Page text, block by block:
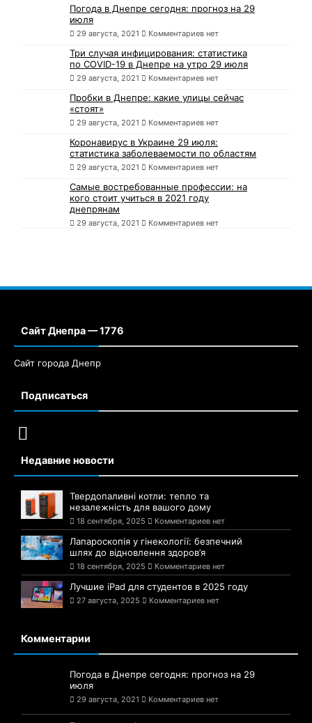
Погода в Днепре сегодня: прогноз на 29
июля
29 августа, 2021 Комментариев нет
Три случая инфицирования: статистика
по COVID-19 в Днепре на утро 29 июля
29 августа, 2021 Комментариев нет
Пробки в Днепре: какие улицы сейчас
«стоят»
29 августа, 2021 Комментариев нет
Коронавирус в Украине 29 июля:
статистика заболеваемости по областям
29 августа, 2021 Комментариев нет
Самые востребованные профессии: на
кого стоит учиться в 2021 году
днепрянам
29 августа, 2021 Комментариев нет
Сайт Днепра — 1776
Сайт города Днепр
Подписаться
Недавние новости
Твердопаливні котли: тепло та
незалежність для вашого дому
18 сентября, 2025 Комментариев нет
Лапароскопія у гінекології: безпечний
шлях до відновлення здоров’я
18 сентября, 2025 Комментариев нет
Лучшие iPad для студентов в 2025 году
27 августа, 2025 Комментариев нет
Комментарии
Погода в Днепре сегодня: прогноз на 29
июля
29 августа, 2021 Комментариев нет